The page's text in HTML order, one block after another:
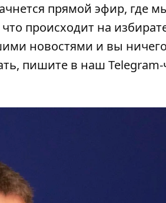
прямой эфир, где
происходит на
новостями и вы
пишите в наш Telegram-